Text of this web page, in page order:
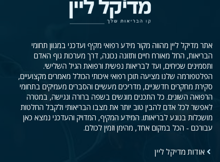
אתר מדיקל ליין מהווה מקור מידע רפואי מקיף ועדכני במגוון תחומי
הבריאות, החל מאורח חיים ותזונה נכונה, דרך מערכות גוף האדם
ותסמינים שכיחים, ועד לבריאות נפשית ורפואת הגיל השלישי.
הפלטפורמה שלנו מציעה תוכן רפואי איכותי הכולל מאמרים מקצועיים,
סקירת מחקרים חדשניים, מדריכים מעשיים והסברים מעמיקים בתחומי
הרפואה השונים. כל התכנים מוגשים בשפה ברורה ונגישה, במטרה
לאפשר לכל אדם להבין טוב יותר את מצבו הבריאותי ולקבל החלטות
מושכלות בנוגע לבריאותו. המידע המקיף, המדויק והעדכני נמצא כאן
עבורכם - הכל במקום אחד, מהימן וזמין לכולם.
אודות מדיקל ליין